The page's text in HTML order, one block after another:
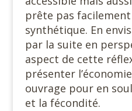
prête pas
synthétique. En
par la suite en
aspect de cette
présenter
ouvrage pour en
et la fécondité.